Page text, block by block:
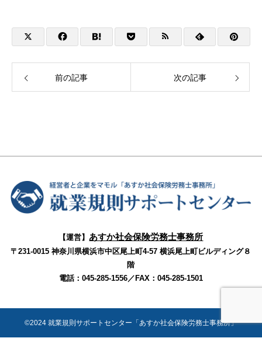
前の記事 次の記事
【運営】あすか社会保険労務士事務所
〒231-0015 神奈川県横浜市中区尾上町4‐57 横浜尾上町ビルディング８
階
電話：045-285-1556／FAX：045-285-1501
©2024 就業規則サポートセンター「あすか社会保険労務士事務所」